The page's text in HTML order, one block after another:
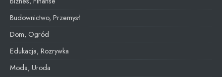
Budownictwo, Przemysł
Dom, Ogród
Edukacja, Rozrywka
Moda, Uroda